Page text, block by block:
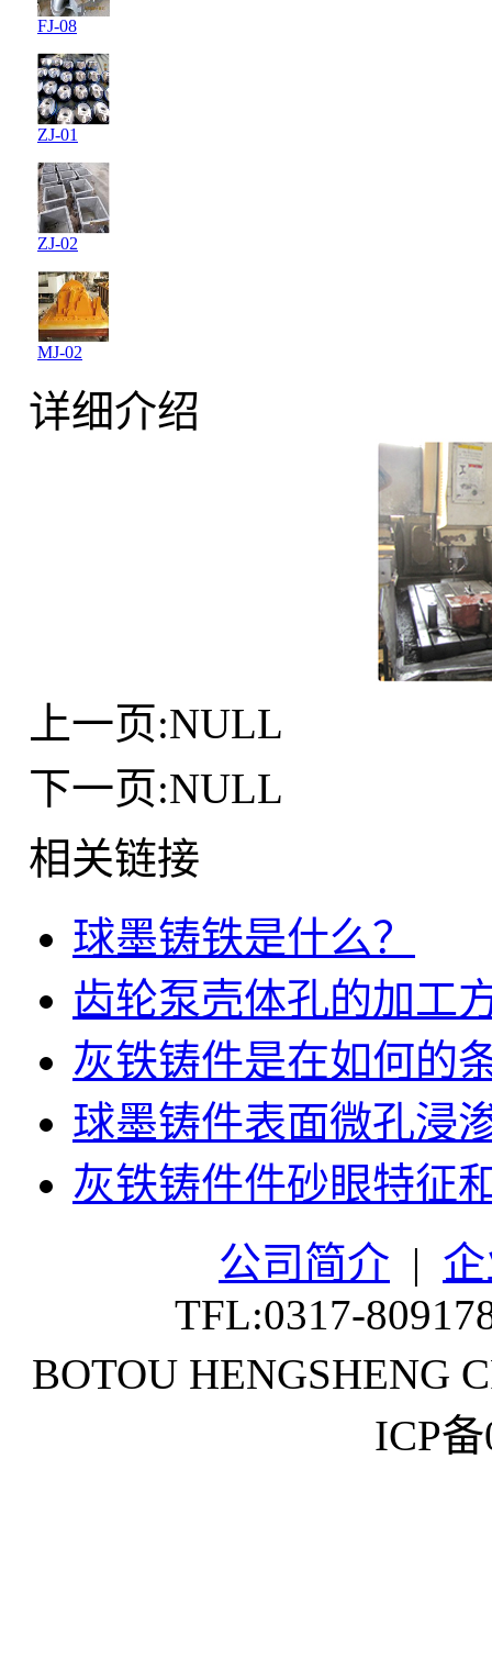
FJ-08
ZJ-01
ZJ-02
MJ-02
详细介绍
上一页:NULL
下一页:NULL
相关链接
球墨铸铁是什么？
齿轮泵壳体孔的加工
灰铁铸件是在如何的
球墨铸件表面微孔浸
灰铁铸件件砂眼特征
公司简介 |
TFL:0317-
BOTOU HENGSHENG
ICP